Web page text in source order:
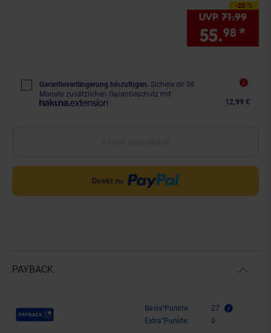
-22 %
Sie Sparen 22
UVP 71.99
55.98 *
Garantieverlängerung hinzufügen. Sichere dir 36
Monate zusätzlichen Garantieschutz mit
12,99 €
PAYBACK
Payback Punkte Basis°Punkte:
27
Extra°Punkte:
0